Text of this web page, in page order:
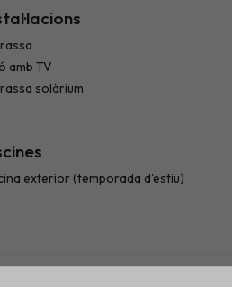
amb TV
solàrium
exterior (temporada d'estiu)